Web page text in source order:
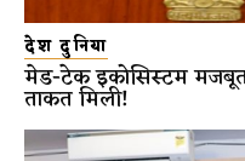
देश दुनिया
मेड-टेक इकोसिस्टम
ताकत मिली!